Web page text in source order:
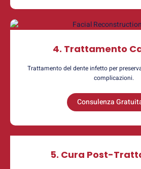
4. Trattamento
Trattamento del dente infetto per
complicazioni.
Consulenza
5. Cura Post-